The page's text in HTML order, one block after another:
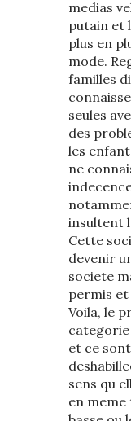
medias
putain et
plus en
mode.
familles
seules
des
les
ne
insultent
Cette
devenir
societe
permis et
Voila, le
categorie
et ce
sens qu
en meme